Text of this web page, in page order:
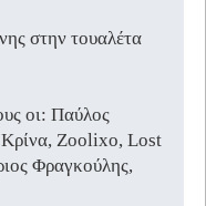
στην τουαλέτα
οι: Παύλος
Κρίνα, Zoolixo, Lost
Φραγκούλης,